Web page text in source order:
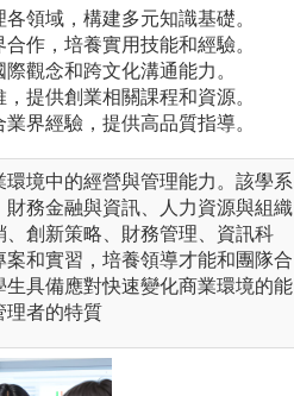
領域，構建多元知識基礎。
作，培養實用技能和經驗。
觀念和跨文化溝通能力。
提供創業相關課程和資源。
界經驗，提供高品質指導。
境中的經營與管理能力。該學系
務金融與資訊、人力資源與組織
創新策略、財務管理、資訊科
和實習，培養領導才能和團隊合
具備應對快速變化商業環境的能
理者的特質